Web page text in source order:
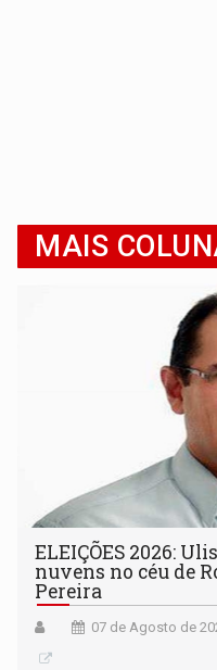
MAIS
ELEIÇÕES 2026:
nuvens no céu de
Pereira
07 de Agosto de